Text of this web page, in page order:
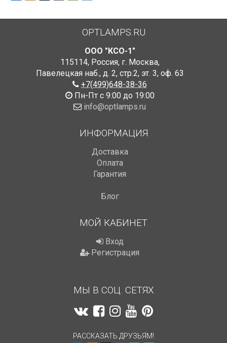
OPTLAMPS.RU
ООО "КСО-1"
115114, Россия, г. Москва,
Павелецкая наб., д. 2, стр.2, эт. 3, оф. 63
+7(499)648-38-36
Пн-Пт с 9:00 до 19:00
info@optlamps.ru
ИНФОРМАЦИЯ
Доставка
Оплата
Гарантия
Блог
МОЙ КАБИНЕТ
Вход
Регистрация
МЫ В СОЦ. СЕТЯХ
РАССКАЗАТЬ ДРУЗЬЯМ!